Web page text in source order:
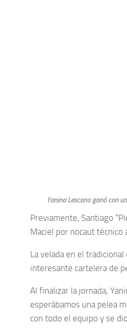
Yanina Lescano ganó con
Previamente, Santiago
Maciel por nocaut técnico
La velada en el
interesante cartelera de
Al finalizar la jornada,
esperábamos una pelea
con todo el equipo y se